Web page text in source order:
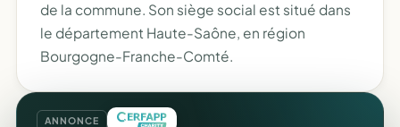
de la commune. Son siège social est situé dans
le département Haute-Saône, en région
Bourgogne-Franche-Comté.
ANNONCE